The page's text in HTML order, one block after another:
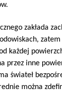
zakłada
każdej
przez inne
świateł
można